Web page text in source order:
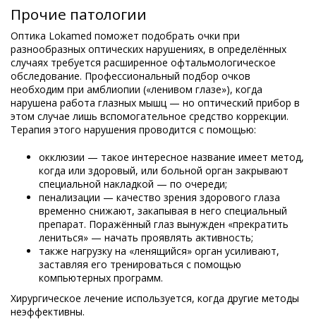
Прочие патологии
Оптика Lokamed поможет подобрать очки при
разнообразных оптических нарушениях, в определённых
случаях требуется расширенное офтальмологическое
обследование. Профессиональный подбор очков
необходим при амблиопии («ленивом глазе»), когда
нарушена работа глазных мышц — но оптический прибор в
этом случае лишь вспомогательное средство коррекции.
Терапия этого нарушения проводится с помощью:
окклюзии — такое интересное название имеет метод,
когда или здоровый, или больной орган закрывают
специальной накладкой — по очереди;
пенализации — качество зрения здорового глаза
временно снижают, закапывая в него специальный
препарат. Поражённый глаз вынужден «прекратить
лениться» — начать проявлять активность;
также нагрузку на «ленящийся» орган усиливают,
заставляя его тренироваться с помощью
компьютерных программ.
Хирургическое лечение используется, когда другие методы
неэффективны.